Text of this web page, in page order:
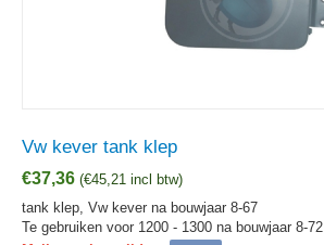
Vw kever tank klep
€37,36 (€45,21 incl btw)
tank klep, Vw kever na bouwjaar 8-67
Te gebruiken voor 1200 - 1300 na bouwjaar 8-72.